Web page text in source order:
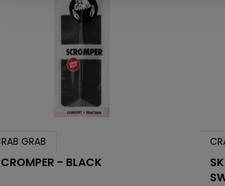
GRAB
- BLACK